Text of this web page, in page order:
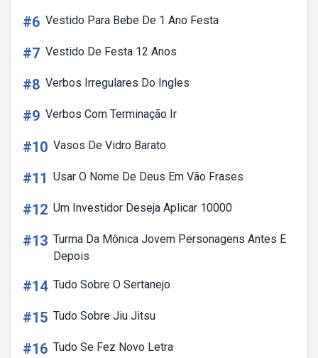
#6 Vestido Para Bebe De 1 Ano Festa
#7 Vestido De Festa 12 Anos
#8 Verbos Irregulares Do Ingles
#9 Verbos Com Terminação Ir
#10 Vasos De Vidro Barato
#11 Usar O Nome De Deus Em Vão Frases
#12 Um Investidor Deseja Aplicar 10000
#13 Turma Da Mônica Jovem Personagens Antes E
Depois
#14 Tudo Sobre O Sertanejo
#15 Tudo Sobre Jiu Jitsu
#16 Tudo Se Fez Novo Letra